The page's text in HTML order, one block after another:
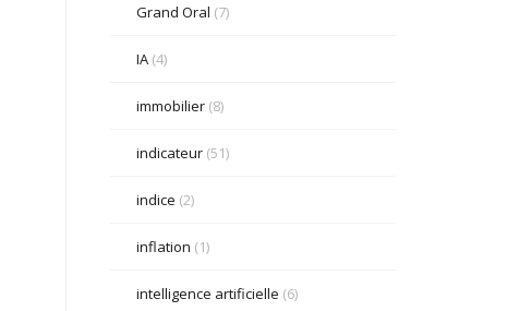
Grand Oral (7)
IA(4)
immobilier(8)
indicateur(51)
indice (2)
inflation (1)
intelligence artificielle (6)